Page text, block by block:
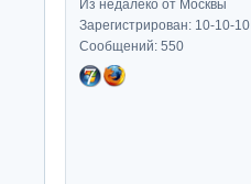
Из недалеко от Москвы
Зарегистрирован: 10-10-10
Сообщений: 550